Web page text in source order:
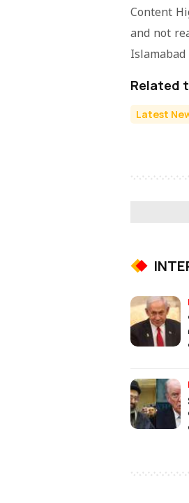
Content
and not
Islamabad
Related
Latest